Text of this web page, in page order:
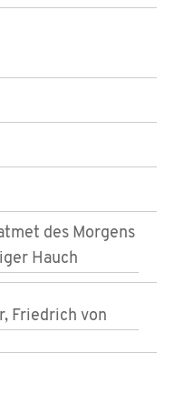
des Morgens
Hauch
Friedrich von